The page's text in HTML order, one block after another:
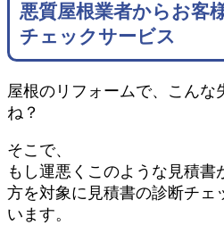
悪質屋根業者からお客
チェックサービス
屋根のリフォームで、こんな
ね？
そこで、
もし運悪くこのような見積書
方を対象に見積書の診断チェ
います。